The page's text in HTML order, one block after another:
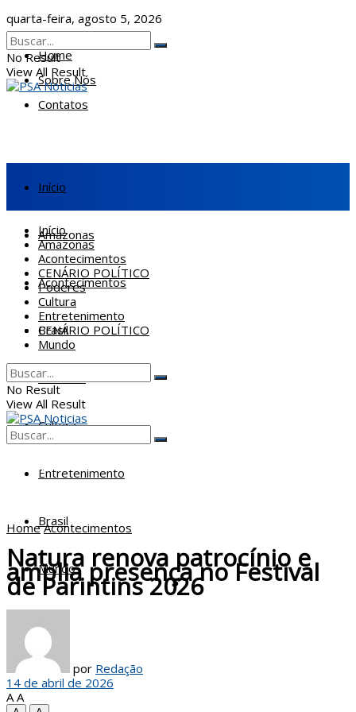
quarta-feira, agosto 5, 2026
Home
Sobre Nós
Contatos
No Result
View All Result
Início
Amazonas
Acontecimentos
CENÁRIO POLÍTICO
Poderes
Cultura
Entretenimento
Brasil
Mundo
Início
Amazonas
Acontecimentos
CENÁRIO POLÍTICO
Poderes
Cultura
Entretenimento
Brasil
Mundo
No Result
View All Result
View All Result
Home Acontecimentos
Natura renova patrocínio e
amplia presença no Festival
de Parintins 2026
por Redação
14 de abril de 2026
A A